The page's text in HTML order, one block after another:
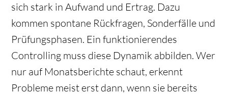
sich stark in Aufwand und Ertrag. Dazu
kommen spontane Rückfragen, Sonderfälle und
Prüfungsphasen. Ein funktionierendes
Controlling muss diese Dynamik abbilden. Wer
nur auf Monatsberichte schaut, erkennt
Probleme meist erst dann, wenn sie bereits